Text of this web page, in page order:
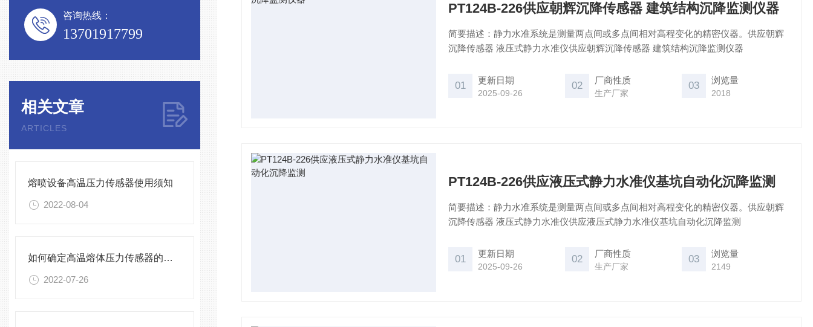
咨询热线：
13701917799
相关文章
ARTICLES
熔喷设备高温压力传感器使用须知
2022-08-04
如何确定高温熔体压力传感器的具体安装位置
2022-07-26
PT124B-226供应朝辉沉降传感器 建筑结构沉降监测仪器
简要描述：静力水准系统是测量两点间或多点间相对高程变化的精密仪器。供应朝辉
沉降传感器 液压式静力水准仪供应朝辉沉降传感器 建筑结构沉降监测仪器
01 更新日期
2025-09-26
02 厂商性质
生产厂家
03 浏览量
2018
PT124B-226供应液压式静力水准仪基坑自动化沉降监测
简要描述：静力水准系统是测量两点间或多点间相对高程变化的精密仪器。供应朝辉
沉降传感器 液压式静力水准仪供应液压式静力水准仪基坑自动化沉降监测
01 更新日期
2025-09-26
02 厂商性质
生产厂家
03 浏览量
2149